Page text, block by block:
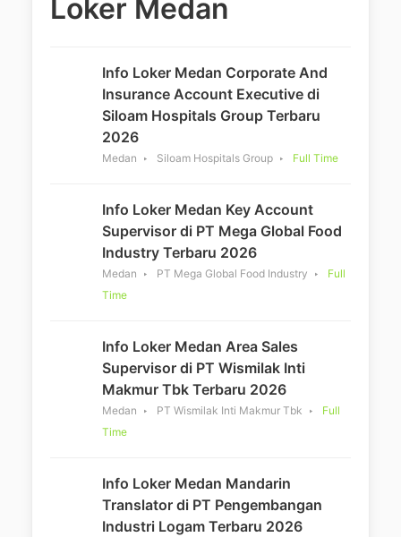
Loker Medan
Info Loker Medan Corporate And
Insurance Account Executive di
Siloam Hospitals Group Terbaru
2026
Medan Siloam Hospitals Group Full Time
Info Loker Medan Key Account
Supervisor di PT Mega Global Food
Industry Terbaru 2026
Medan PT Mega Global Food Industry
Full
Time
Info Loker Medan Area Sales
Supervisor di PT Wismilak Inti
Makmur Tbk Terbaru 2026
Medan PT Wismilak Inti Makmur Tbk
Full
Time
Info Loker Medan Mandarin
Translator di PT Pengembangan
Industri Logam Terbaru 2026